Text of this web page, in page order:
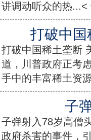
讲调动听众的热...<
打破中
打破中国稀土垄断
道，川普政府正考
手中的丰富稀土资
子
子弹射入78岁高僧
政府杀害的事件，